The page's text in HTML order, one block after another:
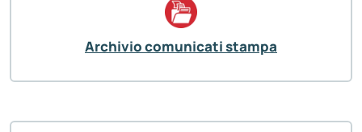
Archivio comunicati stampa